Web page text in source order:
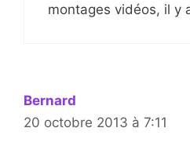
montages vidéos, il y
Bernard
20 octobre 2013 à 7:11